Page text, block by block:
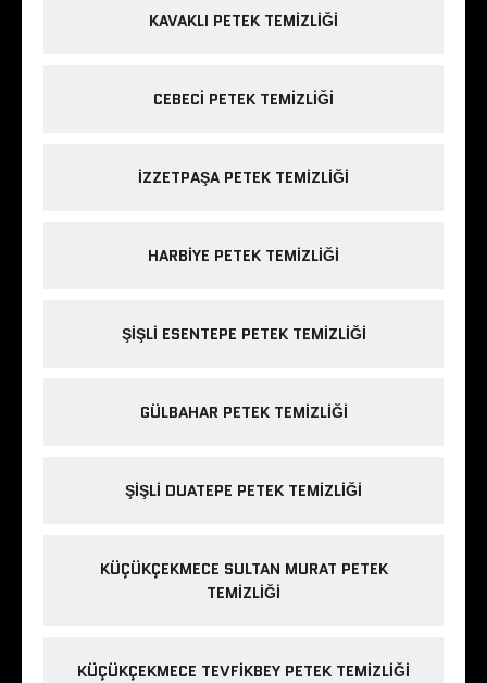
KAVAKLI PETEK TEMIZLIĞI
CEBECI PETEK TEMIZLIĞI
IZZETPAŞA PETEK TEMIZLIĞI
HARBIYE PETEK TEMIZLIĞI
ŞIŞLI ESENTEPE PETEK TEMIZLIĞI
GÜLBAHAR PETEK TEMIZLIĞI
ŞIŞLI DUATEPE PETEK TEMIZLIĞI
KÜÇÜKÇEKMECE SULTAN MURAT PETEK
TEMIZLIĞI
KÜÇÜKÇEKMECE TEVFIKBEY PETEK TEMIZLIĞI